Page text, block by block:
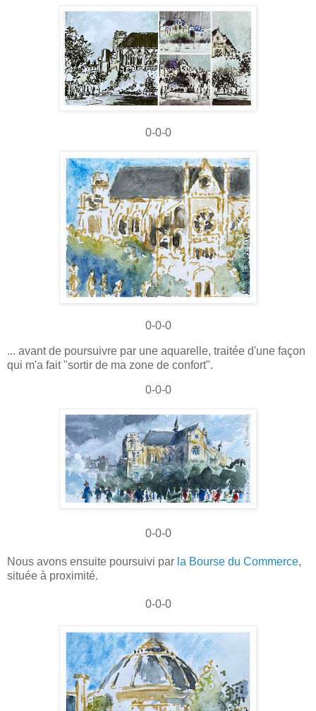
0-0-0
0-0-0
... avant de poursuivre par une aquarelle, traitée d'une façon
qui m'a fait "sortir de ma zone de confort".
0-0-0
0-0-0
Nous avons ensuite poursuivi par la Bourse du Commerce,
située à proximité.
0-0-0